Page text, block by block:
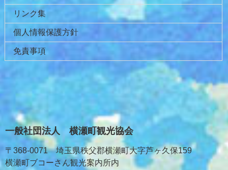
リンク集
個人情報保護方針
免責事項
一般社団法人 横瀬町観光協会
〒368-0071 埼玉県秩父郡横瀬町大字芦ヶ久保159
横瀬町ブコーさん観光案内所内